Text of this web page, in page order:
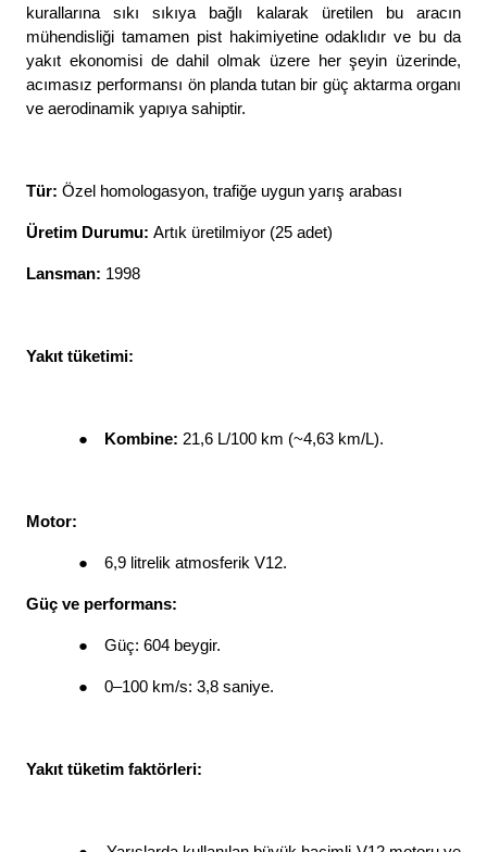
kurallarına sıkı sıkıya bağlı kalarak üretilen bu aracın
mühendisliği tamamen pist hakimiyetine odaklıdır ve bu da
yakıt ekonomisi de dahil olmak üzere her şeyin üzerinde,
acımasız performansı ön planda tutan bir güç aktarma organı
ve aerodinamik yapıya sahiptir.
Tür: Özel homologasyon, trafiğe uygun yarış arabası
Üretim Durumu: Artık üretilmiyor (25 adet)
Lansman: 1998
Yakıt tüketimi:
● Kombine: 21,6 L/100 km (~4,63 km/L).
Motor:
● 6,9 litrelik atmosferik V12.
Güç ve performans:
● Güç: 604 beygir.
● 0–100 km/s: 3,8 saniye.
Yakıt tüketim faktörleri: